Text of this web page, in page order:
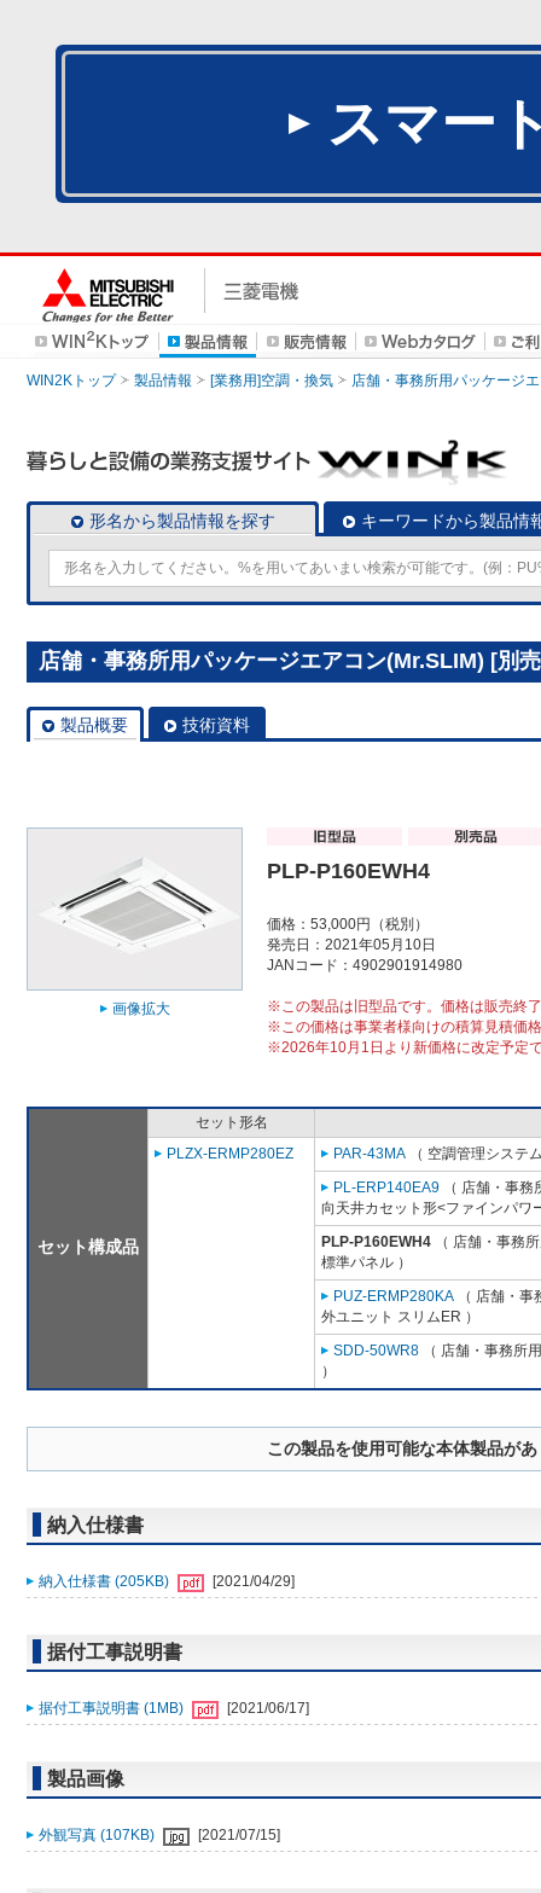
スマー
WIN2Kトップ 製品情報 [業務用]空調・換気 店舗・事務所用パッケージ
形名から製品情報を探す キーワードから製品情
店舗・事務所用パッケージエアコン(Mr.SLIM) [別
製品概要 技術資料
画像拡大
PLP-P160EWH4
価格：53,000円（税別）
発売日：2021年05月10日
JANコード：4902901914980
※この製品は旧型品です。価格は販売終
※この価格は事業者様向けの積算見積価
※2026年10月1日より新価格に改定予定
セット構成品
セット形名
PLZX-ERMP280EZ
PAR-43MA （ 空調管理システ
PL-ERP140EA9 （ 店舗・事
向天井カセット形<ファインパワ
PLP-P160EWH4 （ 店舗・事務
標準パネル ）
PUZ-ERMP280KA （ 店舗・
外ユニット スリムER ）
SDD-50WR8 （ 店舗・事務所
）
この製品を使用可能な本体製品が
納入仕様書
納入仕様書 (205KB) [2021/04/29]
据付工事説明書
据付工事説明書 (1MB) [2021/06/17]
製品画像
外観写真 (107KB) [2021/07/15]